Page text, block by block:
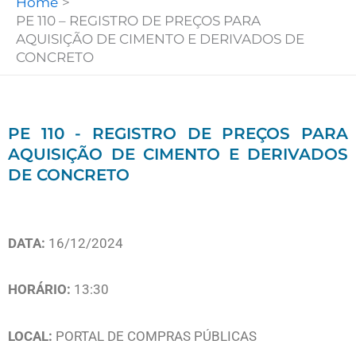
PE 110 – REGISTRO DE PREÇOS PARA
AQUISIÇÃO DE CIMENTO E DERIVADOS DE
CONCRETO
PE 110 - REGISTRO DE PREÇOS PARA
AQUISIÇÃO DE CIMENTO E DERIVADOS
DE CONCRETO
DATA: 16/12/2024
HORÁRIO: 13:30
LOCAL: PORTAL DE COMPRAS PÚBLICAS